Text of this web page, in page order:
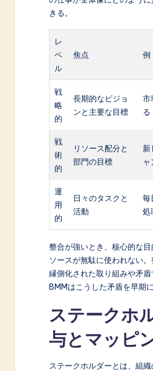
きる。
レ
ベ
ル
焦点 例
戦
略
的
長期的なビジョ
ンと主要な目標
市
る
戦
術
的
リソース配分と
部門の目標
新
運
用
的
日々のタスクと
活動
毎
処
整合が強いとき、核心的な
ソースが無駄に使われない
縁側化された取り組みや矛盾
BMMはこうした矛盾を早期
ステークホ
与とマッピ
ステークホルダーとは、組